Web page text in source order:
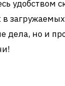
удобством
дела, но и